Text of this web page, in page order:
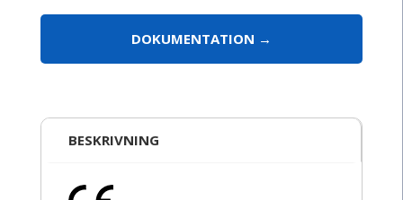
DOKUMENTATION
BESKRIVNING